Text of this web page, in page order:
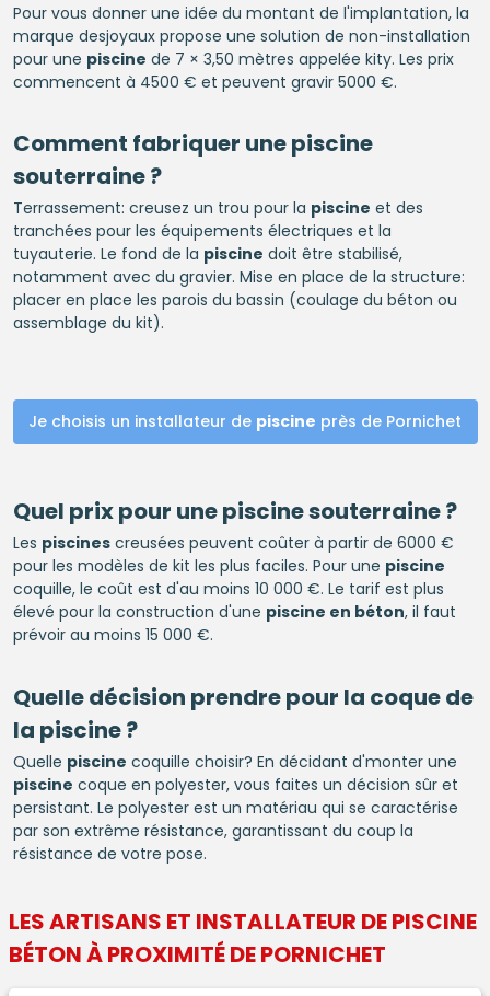
Pour vous donner une idée du montant de l'implantation, la
marque desjoyaux propose une solution de non-installation
pour une piscine de 7 × 3,50 mètres appelée kity. Les prix
commencent à 4500 € et peuvent gravir 5000 €.
Comment fabriquer unepiscine
souterraine ?
Terrassement: creusez un trou pour la piscine et des
tranchées pour les équipements électriques et la
tuyauterie. Le fond de la piscine doit être stabilisé,
notamment avec du gravier. Mise en place de la structure:
placer en place les parois du bassin (coulage du béton ou
assemblage du kit).
Je choisis un installateur de piscine près de Pornichet
Quel prix pour unepiscinesouterraine ?
Les piscinescreusées peuvent coûter à partir de 6000 €
pour les modèles de kit les plus faciles. Pour une piscine
coquille, le coût est d'au moins 10 000 €. Le tarif est plus
élevé pour la construction d'une piscine en béton, il faut
prévoir au moins 15 000 €.
Quelle décision prendre pour la coque de
la piscine?
Quelle piscine coquille choisir? En décidant d'monter une
piscine coque en polyester, vous faites un décision sûr et
persistant. Le polyester est un matériau qui se caractérise
par son extrême résistance, garantissant du coup la
résistance de votre pose.
LES ARTISANS ET INSTALLATEUR DEPISCINE
BÉTONÀ PROXIMITÉ DE PORNICHET